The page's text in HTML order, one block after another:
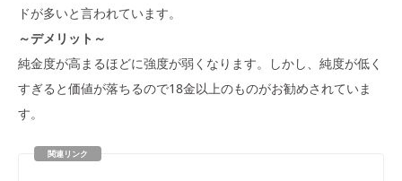
ドが多いと言われています。
～デメリット～
純金度が高まるほどに強度が弱くなります。しかし、純度が低く
すぎると価値が落ちるので18金以上のものがお勧めされていま
す。